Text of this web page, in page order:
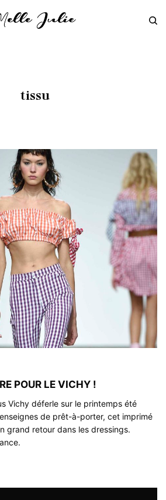
tissu
POUR LE VICHY !
Vichy déferle sur le printemps été
de prêt-à-porter, cet imprimé
grand retour dans les dressings.